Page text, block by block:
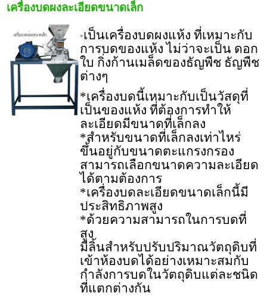
เครื่องบดผงละเอียดขนาดเล็ก
*เป็นเครื่องบดผงแห้ง ที่เหมาะกับ
การบดของแห้ง ไม่ว่าจะเป็น ดอก
ใบ กิ่งก้านเมล็ดของธัญพืช ธัญพืช
ต่างๆ
*เครื่องบดนี้เหมาะกับเป็นวัสดุที่
เป็นของแห้ง ที่ต้องการทำให้
ละเอียดมีขนาดที่เล็กลง
*สำหรับขนาดที่เล็กลงเท่าไหร่
ขึ้นอยู่กับขนาดตะแกรงกรอง
สามารถเลือกขนาดความละเอียด
ได้ตามต้องการ
*เครื่องบดละเอียดขนาดเล็กนี้มี
ประสิทธิภาพสูง
*ด้วยความสามารถในการบดที่
สูง
มีลิ้นสำหรับปรับปริมาณวัตถุดิบที่
เข้าห้องบดได้อย่างเหมาะสมกับ
กำลังการบดในวัตถุดิบแต่ละชนิด
ที่แตกต่างกัน